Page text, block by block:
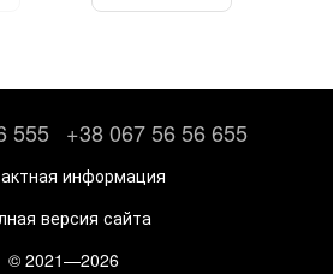
555 +38 067 56 56 655
информация
версия сайта
© 2021—2026